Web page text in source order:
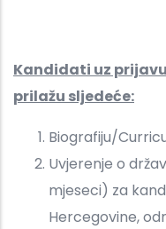
Kandidati uz
prilažu sljedeće:
Biografiju/
Uvjerenje o
mjeseci) za
Hercegovine,